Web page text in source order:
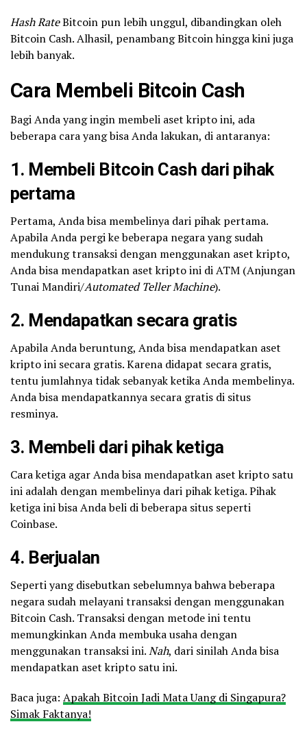
Hash RateBitcoin pun lebih unggul, dibandingkan oleh
Bitcoin Cash. Alhasil, penambang Bitcoin hingga kini juga
lebih banyak.
Cara Membeli Bitcoin Cash
Bagi Anda yang ingin membeli aset kripto ini, ada
beberapa cara yang bisa Anda lakukan, di antaranya:
1. Membeli Bitcoin Cash dari pihak
pertama
Pertama, Anda bisa membelinya dari pihak pertama.
Apabila Anda pergi ke beberapa negara yang sudah
mendukung transaksi dengan menggunakan aset kripto,
Anda bisa mendapatkan aset kripto ini di ATM (Anjungan
Tunai Mandiri/Automated Teller Machine).
2. Mendapatkan secara gratis
Apabila Anda beruntung, Anda bisa mendapatkan aset
kripto ini secara gratis. Karena didapat secara gratis,
tentu jumlahnya tidak sebanyak ketika Anda membelinya.
Anda bisa mendapatkannya secara gratis di situs
resminya.
3. Membeli dari pihak ketiga
Cara ketiga agar Anda bisa mendapatkan aset kripto satu
ini adalah dengan membelinya dari pihak ketiga. Pihak
ketiga ini bisa Anda beli di beberapa situs seperti
Coinbase.
4. Berjualan
Seperti yang disebutkan sebelumnya bahwa beberapa
negara sudah melayani transaksi dengan menggunakan
Bitcoin Cash. Transaksi dengan metode ini tentu
memungkinkan Anda membuka usaha dengan
menggunakan transaksi ini.Nah, dari sinilah Anda bisa
mendapatkan aset kripto satu ini.
Baca juga: Apakah Bitcoin Jadi Mata Uang di Singapura?
Simak Faktanya!